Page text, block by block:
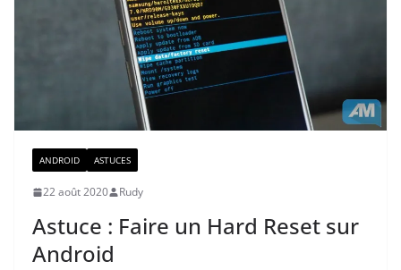
ANDROID ASTUCES
22 août 2020 Rudy
Astuce : Faire un Hard Reset sur
Android